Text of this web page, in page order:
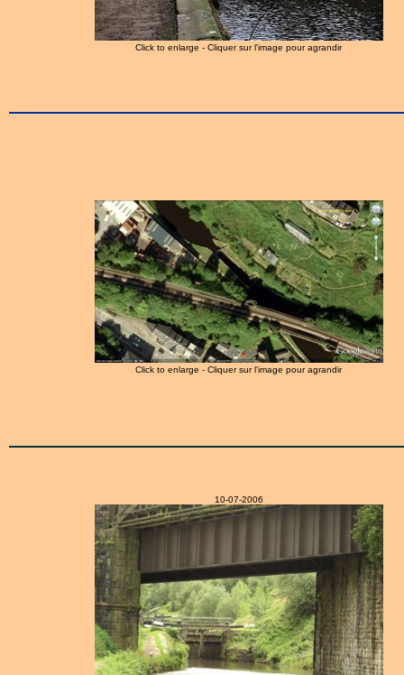
Click to enlarge - Cliquer sur l'image pour agrandir
Click to enlarge - Cliquer sur l'image pour agrandir
10-07-2006